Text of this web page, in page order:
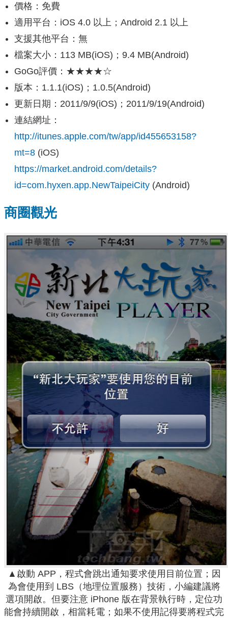
價格：免費
適用平台：iOS 4.0 以上；Android 2.1 以上
支援其他平台：無
檔案大小：113 MB(iOS)；9.4 MB(Android)
GoGo評價：★★★★☆
版本：1.1.1(iOS)；1.0.5(Android)
更新日期：2011/9/9(iOS)；2011/9/19(Android)
連結網址：
http://itunes.apple.com/tw/app/id455653158?
mt=8 (iOS)
https://market.android.com/details?
id=com.hyxen.app.NewTaipeiCity (Android)
商圈觀光
▲啟動 APP，程式會跳出通知要求使用目前位置；因
為會使用到 LBS（地理位置服務）技術，小編建議將
選項開啟。但要注意 iPhone 版在背景執行時，定位功
能會持續開啟，相當耗電；如果不使用記得要將程式完